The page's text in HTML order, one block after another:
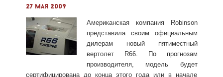
27 мая 2009
Американская компания Robinson
представила своим официальным
дилерам новый пятиместный
вертолет R66. По прогнозам
производителя, модель будет
сертифицирована до конца этого года или в начале